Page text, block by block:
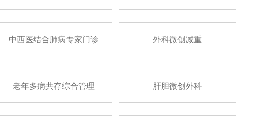
中西医结合肺病专家门诊 外科微创减重
老年多病共存综合管理 肝胆微创外科